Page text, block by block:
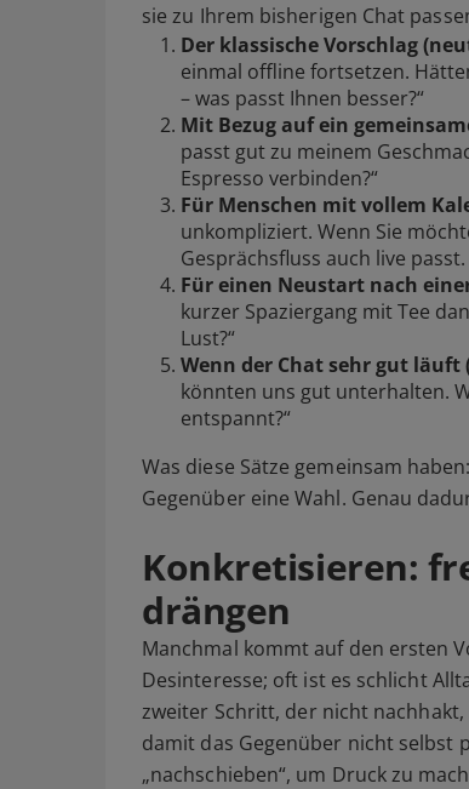
sie zu Ihrem bisherigen Chat
Der klassische Vorschlag
einmal offline fortsetzen.
– was passt Ihnen besser?“
Mit Bezug auf ein
passt gut zu meinem
Espresso verbinden?“
Für Menschen mit vollem
unkompliziert. Wenn Sie
Gesprächsfluss auch live
Für einen Neustart nach
kurzer Spaziergang mit Tee
Lust?“
Wenn der Chat sehr gut läuft
könnten uns gut unterhalten.
entspannt?“
Was diese Sätze gemeinsam
Gegenüber eine Wahl. Genau
Konkretisieren:
drängen
Manchmal kommt auf den ersten
Desinteresse; oft ist es schlicht
zweiter Schritt, der nicht
damit das Gegenüber nicht selbst
„nachschieben“, um Druck zu